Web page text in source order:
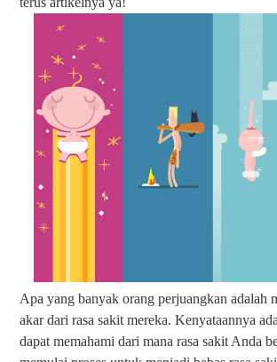
Apa yang banyak orang perjuangkan adalah
akar dari rasa sakit mereka. Kenyataannya
dapat memahami dari mana rasa sakit Anda